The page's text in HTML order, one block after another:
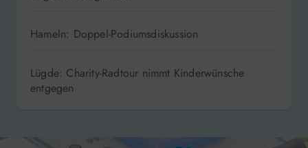
Hameln: Doppel-Podiumsdiskussion
Lügde: Charity-Radtour nimmt Kinderwünsche
entgegen